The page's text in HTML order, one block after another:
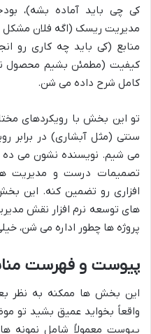
کی چی باید آماده بشه)،
مدیریت ریسک (اگه فلان
منابع (کی باید چه کاری رو
کیفیت (مطمئن بشیم محصول
کامل شرح داده می شن.
تو این بخش با رویکردهای
سنتی (مثل آبشاری) در برابر
می شیم. نویسنده نشون می ده
تصمیمات درست و مدیریت
افزاری رو تضمین کنه. این
های توسعه نرم افزار نقش
پروژه ها چطور اداره می شن،
پیوست و فهرست
این بخش ها ممکنه به نظر
واقعاً بخواید عمیق بشید تو
پیوست معمولاً شامل نمونه